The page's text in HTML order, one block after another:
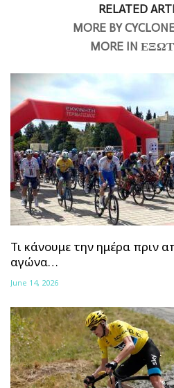
RELATED
MORE BY
MORE IN
Τι κάνουμε την ημέρα πριν
αγώνα…
June 14, 2026